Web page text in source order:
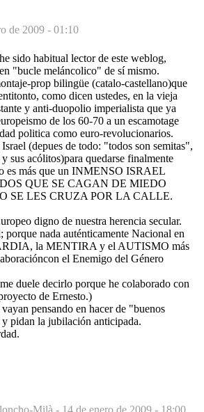
de 2009 - 01:10
sido habitual lector de este weblog,
"bucle meláncolico" de sí mismo.
prop bilingüe (catalo-castellano)que
como dicen ustedes, en la vieja
y anti-duopolio imperialista que ya
de los 60-70 a un escamotage
politica como euro-revolucionarios.
(depues de todo: "todos son semitas",
sus acólitos)para quedarse finalmente
es más que un INMENSO ISRAEL
QUE SE CAGAN DE MIEDO
SE LES CRUZA POR LA CALLE.
digno de nuestra herencia secular.
porque nada auténticamente Nacional en
la MENTIRA y el AUTISMO más
el Enemigo del Género
duele decirlo porque he colaborado con
de Ernesto.)
pensando en hacer de "buenos
pidan la jubilación anticipada.
Milà - 14 de enero de 2009 - 18:00